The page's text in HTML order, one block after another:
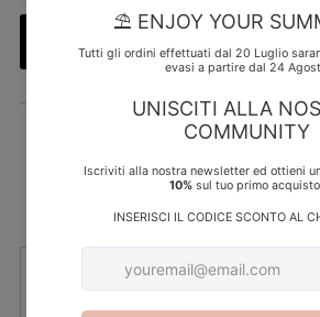
Ritiro disponibile presso la sede My Creative Lab
Visualizza i dettagli del negozio
Tempi di consegna
Dimensioni interno:9x7x3 cm ca.